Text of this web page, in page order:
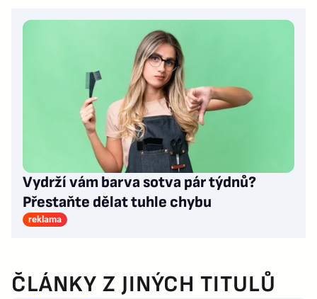
Vydrží vám barva sotva pár týdnů?
Přestaňte dělat tuhle chybu
reklama
ČLÁNKY Z JINÝCH TITULŮ